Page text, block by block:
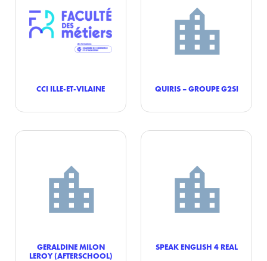
CCI ILLE-ET-VILAINE QUIRIS – GROUPE G2SI
GERALDINE MILON
LEROY (AFTERSCHOOL)
SPEAK ENGLISH 4 REAL